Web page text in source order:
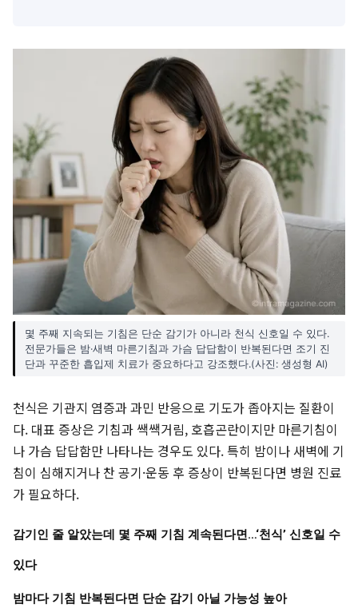
몇 주째 지속되는 기침은 단순 감기가 아니라 천식 신호일 수 있다.
전문가들은 밤·새벽 마른기침과 가슴 답답함이 반복된다면 조기 진
단과 꾸준한 흡입제 치료가 중요하다고 강조했다.(사진: 생성형 AI)
천식은 기관지 염증과 과민 반응으로 기도가 좁아지는 질환이
다. 대표 증상은 기침과 쌕쌕거림, 호흡곤란이지만 마른기침이
나 가슴 답답함만 나타나는 경우도 있다. 특히 밤이나 새벽에 기
침이 심해지거나 찬 공기·운동 후 증상이 반복된다면 병원 진료
가 필요하다.
감기인 줄 알았는데 몇 주째 기침 계속된다면…‘천식’ 신호일 수
있다
밤마다 기침 반복된다면 단순 감기 아닐 가능성 높아